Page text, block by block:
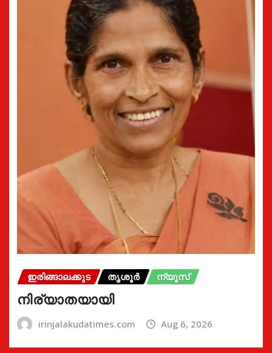
ഇരിങ്ങാലക്കുട തൃശൂർ ന്യൂസ്
നിര്യാതയായി
irinjalakudatimes.com Aug 6, 2026